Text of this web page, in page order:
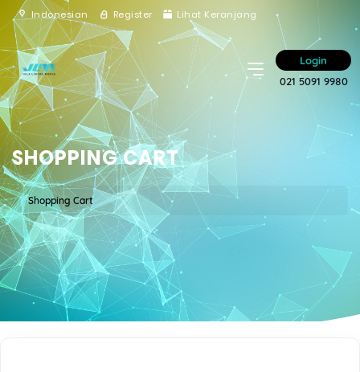
Indonesian Register Lihat Keranjang
Login
021 5091 9980
SHOPPING CART
Shopping Cart